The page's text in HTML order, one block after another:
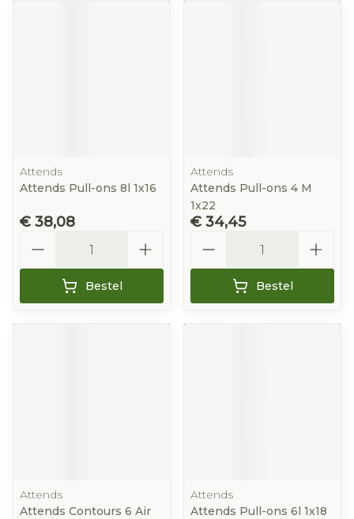
Attends
Attends Pull-ons 8l 1x16
€ 38,08
Bestel
Attends
Attends Pull-ons 4 M
1x22
€ 34,45
Bestel
Attends
Attends Contours 6 Air
Attends
Attends Pull-ons 6l 1x18